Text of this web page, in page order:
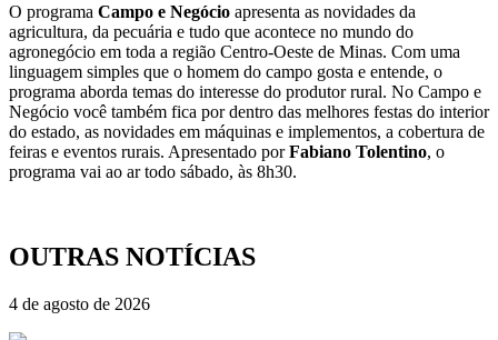
O programa Campo e Negócio apresenta as novidades da
agricultura, da pecuária e tudo que acontece no mundo do
agronegócio em toda a região Centro-Oeste de Minas. Com uma
linguagem simples que o homem do campo gosta e entende, o
programa aborda temas do interesse do produtor rural. No Campo e
Negócio você também fica por dentro das melhores festas do interior
do estado, as novidades em máquinas e implementos, a cobertura de
feiras e eventos rurais. Apresentado porFabiano Tolentino, o
programa vai ao ar todo sábado, às 8h30.
OUTRAS NOTÍCIAS
4 de agosto de 2026